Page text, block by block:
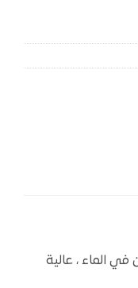
في الماء ، عالية